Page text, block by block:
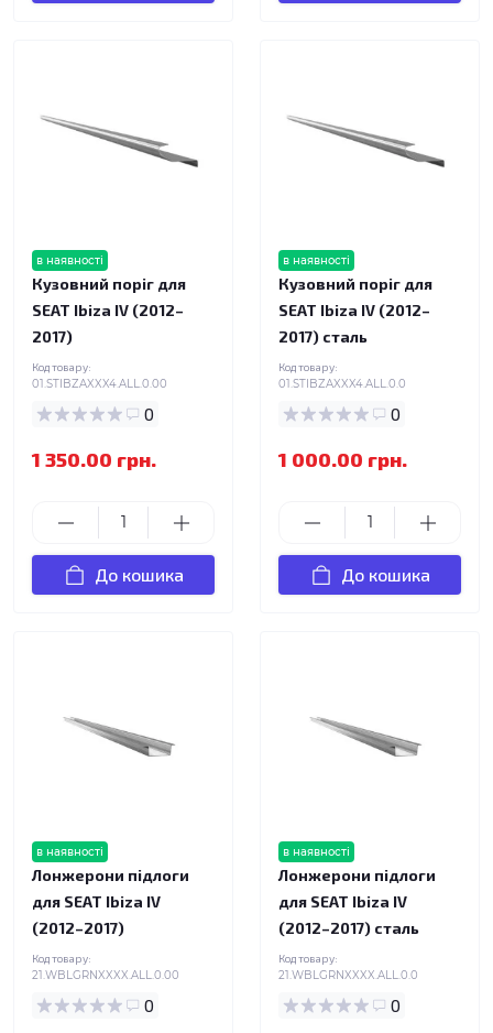
в наявності
Кузовний поріг для
SEAT Ibiza IV (2012–
2017)
Код товару:
01.STIBZAXXX4.ALL.0.00
0
1 350.00 грн.
До кошика
в наявності
Кузовний поріг для
SEAT Ibiza IV (2012–
2017) сталь
Код товару:
01.STIBZAXXX4.ALL.0.0
0
1 000.00 грн.
До кошика
в наявності
Лонжерони підлоги
для SEAT Ibiza IV
(2012–2017)
Код товару:
21.WBLGRNXXXX.ALL.0.00
0
в наявності
Лонжерони підлоги
для SEAT Ibiza IV
(2012–2017) сталь
Код товару:
21.WBLGRNXXXX.ALL.0.0
0